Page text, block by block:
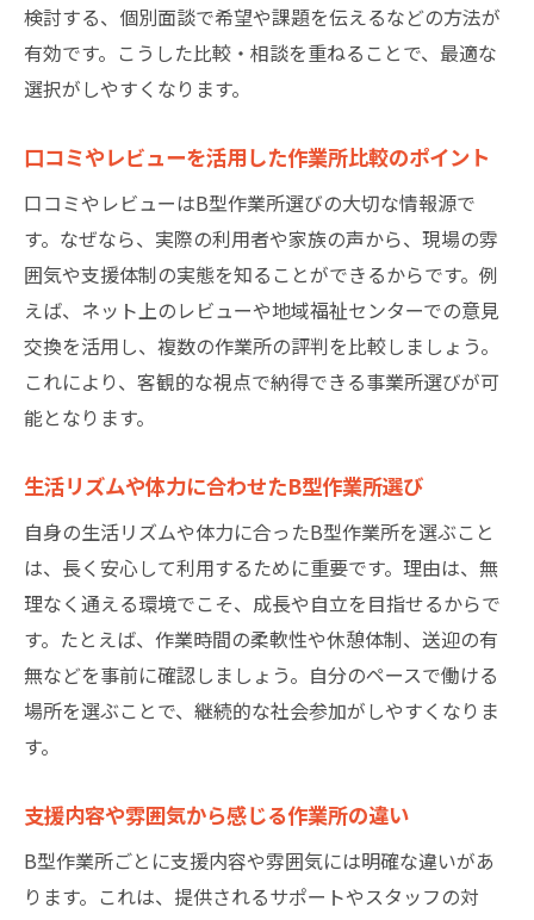
検討する、個別面談で希望や課題を伝えるなどの方法が
有効です。こうした比較・相談を重ねることで、最適な
選択がしやすくなります。
口コミやレビューを活用した作業所比較のポイント
口コミやレビューはB型作業所選びの大切な情報源で
す。なぜなら、実際の利用者や家族の声から、現場の雰
囲気や支援体制の実態を知ることができるからです。例
えば、ネット上のレビューや地域福祉センターでの意見
交換を活用し、複数の作業所の評判を比較しましょう。
これにより、客観的な視点で納得できる事業所選びが可
能となります。
生活リズムや体力に合わせたB型作業所選び
自身の生活リズムや体力に合ったB型作業所を選ぶこと
は、長く安心して利用するために重要です。理由は、無
理なく通える環境でこそ、成長や自立を目指せるからで
す。たとえば、作業時間の柔軟性や休憩体制、送迎の有
無などを事前に確認しましょう。自分のペースで働ける
場所を選ぶことで、継続的な社会参加がしやすくなりま
す。
支援内容や雰囲気から感じる作業所の違い
B型作業所ごとに支援内容や雰囲気には明確な違いがあ
ります。これは、提供されるサポートやスタッフの対